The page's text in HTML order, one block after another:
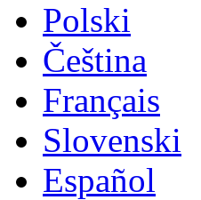
Polski
Čeština
Français
Slovenski
Español